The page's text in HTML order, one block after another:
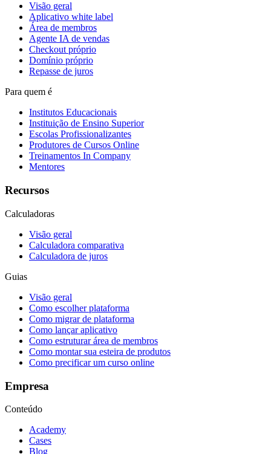
Visão geral
Aplicativo white label
Área de membros
Agente IA de vendas
Checkout próprio
Domínio próprio
Repasse de juros
Para quem é
Institutos Educacionais
Instituição de Ensino Superior
Escolas Profissionalizantes
Produtores de Cursos Online
Treinamentos In Company
Mentores
Recursos
Calculadoras
Visão geral
Calculadora comparativa
Calculadora de juros
Guias
Visão geral
Como escolher plataforma
Como migrar de plataforma
Como lançar aplicativo
Como estruturar área de membros
Como montar sua esteira de produtos
Como precificar um curso online
Empresa
Conteúdo
Academy
Cases
Blog